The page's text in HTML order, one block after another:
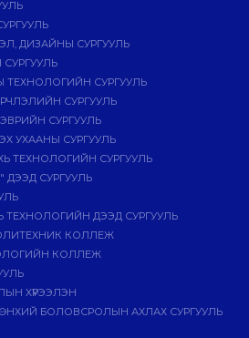
ДИЗАЙНЫ СУРГУУЛЬ
СУРГУУЛЬ
СУРГУУЛЬ
СУРГУУЛЬ
УХААНЫ СУРГУУЛЬ
ТЕХНОЛОГИЙН СУРГУУЛЬ
СУРГУУЛЬ
ТЕХНОЛОГИЙН ДЭЭД СУРГУУЛЬ
КОЛЛЕЖ
КОЛЛЕЖ
ХҮРЭЭЛЭН
БОЛОВСРОЛЫН АХЛАХ СУРГУУЛЬ